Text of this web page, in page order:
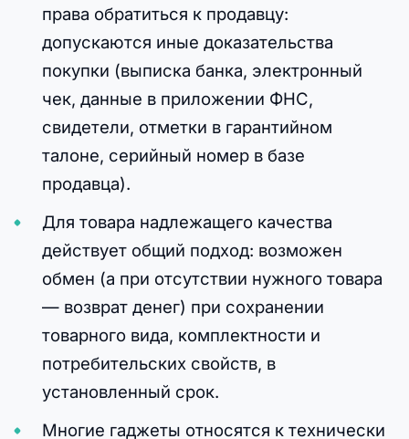
права обратиться к продавцу:
допускаются иные доказательства
покупки (выписка банка, электронный
чек, данные в приложении ФНС,
свидетели, отметки в гарантийном
талоне, серийный номер в базе
продавца).
Для товара надлежащего качества
действует общий подход: возможен
обмен (а при отсутствии нужного товара
— возврат денег) при сохранении
товарного вида, комплектности и
потребительских свойств, в
установленный срок.
Многие гаджеты относятся к технически